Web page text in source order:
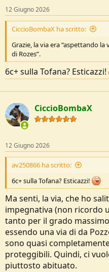
12 Giugno 2026
CiccioBombaX ha scritto:
Grazie, la via era “aspettando
di Rozes”.
6c+ sulla Tofana? Esticazzi!
CiccioBombaX
12 Giugno 2026
av250866 ha scritto:
6c+ sulla Tofana? Esticazzi!
Ma senti, la via, che ho
impegnativa (non ricordo
tanto per il grado
essendo una via di da
sono quasi
proteggibili. Quindi, ci
piuttosto abituato.